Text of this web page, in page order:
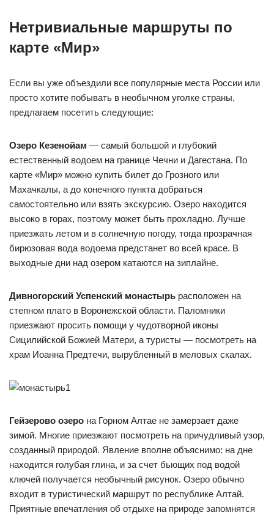
Нетривиальные маршруты по
карте «Мир»
Если вы уже объездили все популярные места России или
просто хотите побывать в необычном уголке страны,
предлагаем посетить следующие:
Озеро Кезенойам — самый большой и глубокий
естественный водоем на границе Чечни и Дагестана. По
карте «Мир» можно купить билет до Грозного или
Махачкалы, а до конечного пункта добраться
самостоятельно или взять экскурсию. Озеро находится
высоко в горах, поэтому может быть прохладно. Лучше
приезжать летом и в солнечную погоду, тогда прозрачная
бирюзовая вода водоема предстанет во всей красе. В
выходные дни над озером катаются на зиплайне.
Дивногорский Успенский монастырь расположен на
степном плато в Воронежской области. Паломники
приезжают просить помощи у чудотворной иконы
Сицилийской Божией Матери, а туристы — посмотреть на
храм Иоанна Предтечи, вырубленный в меловых скалах.
Гейзерово озеро на Горном Алтае не замерзает даже
зимой. Многие приезжают посмотреть на причудливый узор,
созданный природой. Явление вполне объяснимо: на дне
находится голубая глина, и за счет бьющих под водой
ключей получается необычный рисунок. Озеро обычно
входит в туристический маршрут по республике Алтай.
Приятные впечатления об отдыхе на природе запомнятся